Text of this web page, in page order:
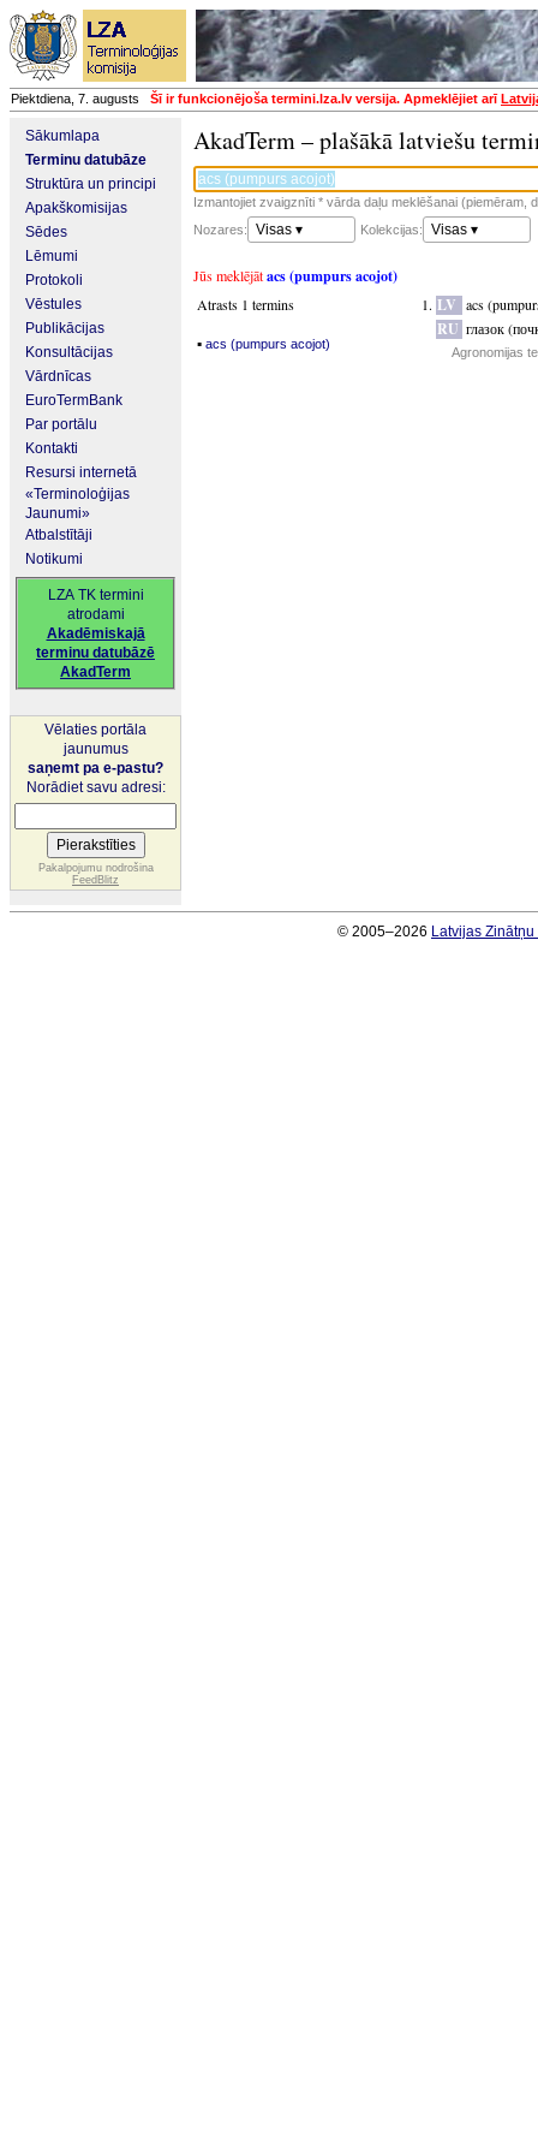
Piektdiena, 7. augusts Šī ir funkcionējoša termini.lza.lv versija. Apmeklējiet arī
Sākumlapa
Terminu datubāze
Struktūra un principi
Apakškomisijas
Sēdes
Lēmumi
Protokoli
Vēstules
Publikācijas
Konsultācijas
Vārdnīcas
EuroTermBank
Par portālu
Kontakti
Resursi internetā
«Terminoloģijas
Jaunumi»
Atbalstītāji
Notikumi
LZA TK termini
atrodami
Akadēmiskajā
terminu datubāzē
AkadTerm
Vēlaties portāla
jaunumus
saņemt pa e-pastu?
Norādiet savu adresi:
Pakalpojumu nodrošina
FeedBlitz
AkadTerm – plašākā latviešu
Izmantojiet zvaigznīti * vārda daļu meklēšanai (piemēram,
Nozares:
Visas ▾ Kolekcijas: Visas ▾
Jūs meklējātacs (pumpurs acojot)
Atrasts 1 termins
▪ acs (pumpurs acojot)
LV acs
RU глазок
Agronomijas
© 2005–2026 Latvijas